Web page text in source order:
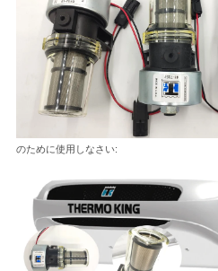
のために使用しなさい: